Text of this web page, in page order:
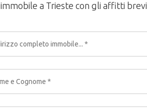
immobile a Trieste con gli affitti brevi